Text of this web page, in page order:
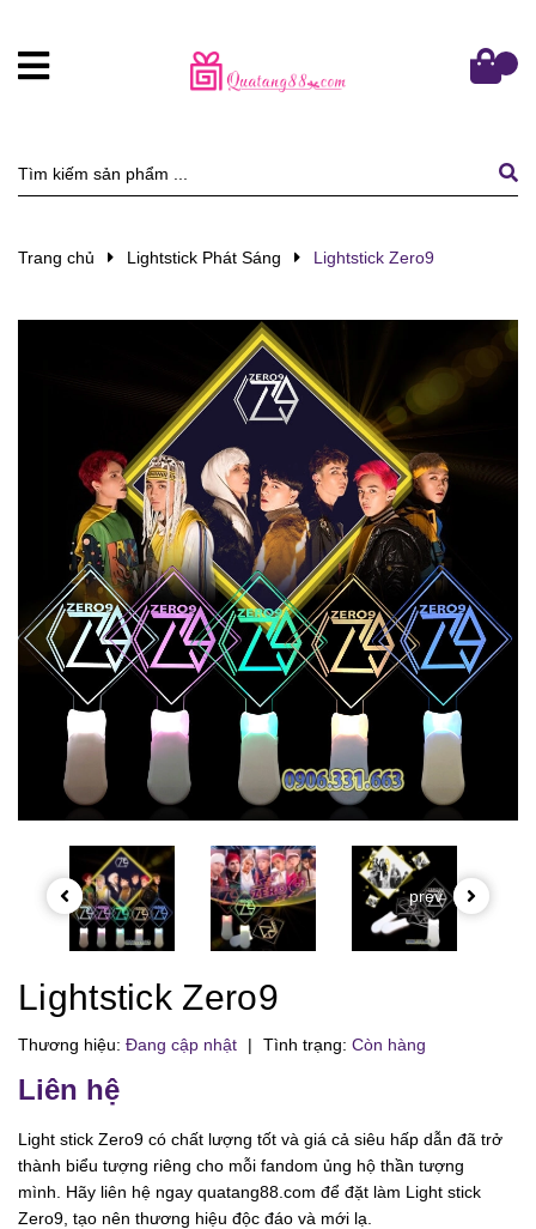
Trang chủ Lightstick Phát Sáng Lightstick Zero9
prev
Lightstick Zero9
Thương hiệu: Đang cập nhật | Tình trạng: Còn hàng
Liên hệ
Light stick Zero9 có chất lượng tốt và giá cả siêu hấp dẫn đã trở
thành biểu tượng riêng cho mỗi fandom ủng hộ thần tượng
mình. Hãy liên hệ ngay quatang88.com để đặt làm Light stick
Zero9, tạo nên thương hiệu độc đáo và mới lạ.